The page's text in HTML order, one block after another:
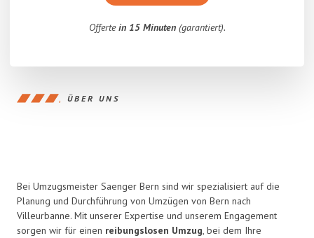
Offertein 15 Minuten(garantiert).
ÜBER UNS
Bei Umzugsmeister Saenger Bern sind wir spezialisiert auf die
Planung und Durchführung von Umzügen von Bern nach
Villeurbanne. Mit unserer Expertise und unserem Engagement
sorgen wir für einen reibungslosen Umzug, bei dem Ihre